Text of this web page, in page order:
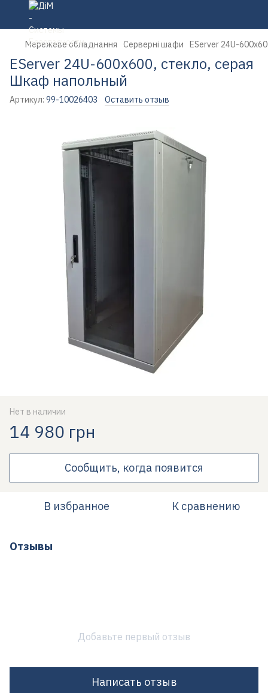
Мережеве обладнання Серверні шафи EServer 24U-
EServer 24U-600х600, стекло, серая
Шкаф напольный
Артикул: 99-10026403 Оставить отзыв
Нет в наличии
14 980 грн
Сообщить, когда появится
В избранное К сравнению
Отзывы
Добавьте первый отзыв
Написать отзыв